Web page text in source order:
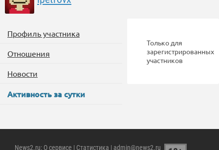
Профиль участника
Отношения
Новости
Активность за сутки
Только для
зарегистрированных
участников
News2.ru: О сервисе | Статистика | admin@news2.ru